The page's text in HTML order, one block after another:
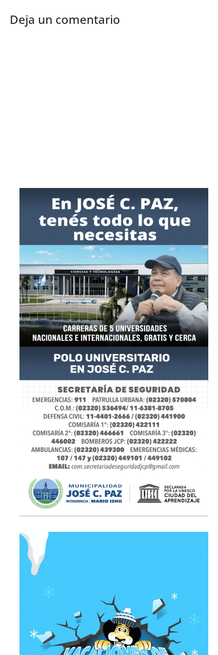
Deja un comentario